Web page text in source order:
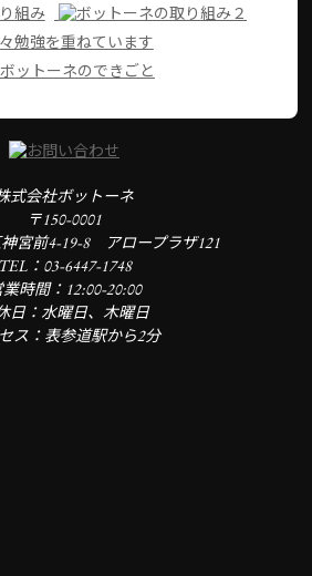
ットーネのできごと
式会社ボットーネ
〒150-0001
宮前4-19-8 アロープラザ121
TEL：03-6447-1748
業時間：12:00-20:00
日：水曜日、木曜日
ス：表参道駅から2分